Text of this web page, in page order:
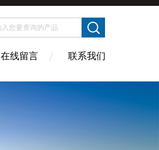
在线留言 联系我们